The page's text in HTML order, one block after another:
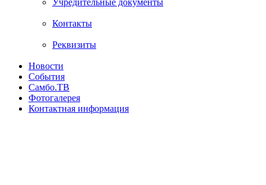
Учредительные документы
Контакты
Реквизиты
Новости
События
Самбо.ТВ
Фотогалерея
Контактная информация